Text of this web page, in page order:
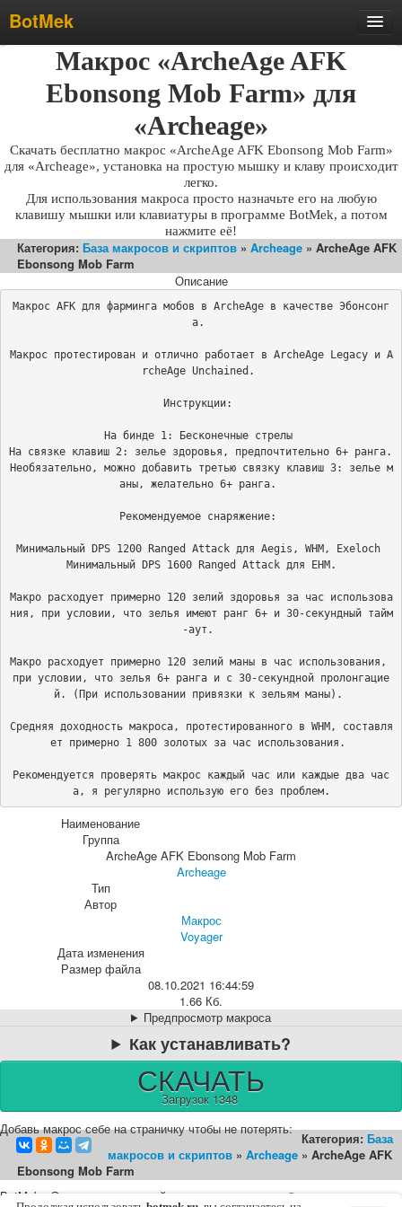
BotMek
Скачать
Обзор
Инструкция
Статьи
Бесплатные макросы
Отзывы
Поддержка
Макрос «ArcheAge AFK
Ebonsong Mob Farm» для
«Archeage»
Скачать бесплатно макрос «ArcheAge AFK Ebonsong Mob Farm»
для «Archeage», установка на простую мышку и клаву происходит
легко.
Для использования макроса просто назначьте его на любую
клавишу мышки или клавиатуры в программе BotMek, а потом
нажмите её!
Категория: База макросов и скриптов » Archeage » ArcheAge AFK
Ebonsong Mob Farm
Описание
Макрос AFK для фарминга мобов в ArcheAge в качестве Эбонсонг
а.
Макрос протестирован и отлично работает в ArcheAge Legacy и A
rcheAge Unchained.
Инструкции:
На бинде 1: Бесконечные стрелы
На связке клавиш 2: зелье здоровья, предпочтительно 6+ ранга.
Необязательно, можно добавить третью связку клавиш 3: зелье м
аны, желательно 6+ ранга.
Рекомендуемое снаряжение:
Минимальный DPS 1200 Ranged Attack для Aegis, WHM, Exeloch
Минимальный DPS 1600 Ranged Attack для EHM.
Макро расходует примерно 120 зелий здоровья за час использова
ния, при условии, что зелья имеют ранг 6+ и 30-секундный тайм
-аут.
Макро расходует примерно 120 зелий маны в час использования,
при условии, что зелья 6+ ранга и с 30-секундной пролонгацие
й. (При использовании привязки к зельям маны).
Средняя доходность макроса, протестированного в WHM, составля
ет примерно 1 800 золотых за час использования.
Рекомендуется проверять макрос каждый час или каждые два час
а, я регулярно использую его без проблем.
Наименование
Группа
ArcheAge AFK Ebonsong Mob Farm
Archeage
Тип
Автор
Макрос
Voyager
Дата изменения
Размер файла
08.10.2021 16:44:59
1.66 Кб.
Предпросмотр макроса
Как устанавливать?
СКАЧАТЬ
Загрузок 1348
Добавь макрос себе на страничку чтобы не потерять:
Категория: База
макросов и скриптов » Archeage » ArcheAge AFK
Ebonsong Mob Farm
BotMek - Эмулятор макросной клавиатуры и мышки ©